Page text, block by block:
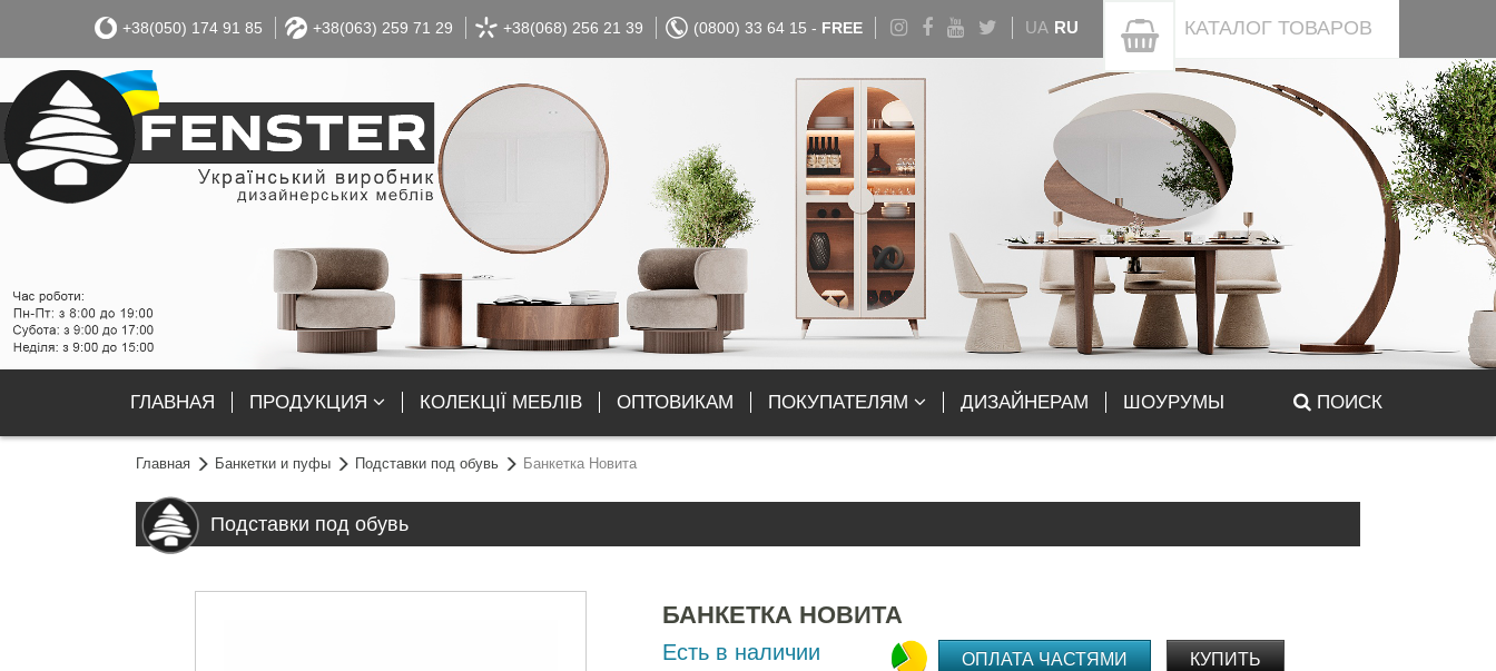
+38(050) 174 91 85 +38(063) 259 71 29 +38(068) 256 21 39 (0800) 33 64 15 - FREE UA RU КАТАЛОГ ТОВАРОВ
ГЛАВНАЯ ПРОДУКЦИЯ КОЛЕКЦІЇ МЕБЛІВ ОПТОВИКАМ ПОКУПАТЕЛЯМ ДИЗАЙНЕРАМ ШОУРУМЫ ПОИСК
Главная Банкетки и пуфы Подставки под обувь Банкетка Новита
Подставки под обувь
БАНКЕТКА НОВИТА
Есть в наличии ОПЛАТА ЧАСТЯМИ КУПИТЬ